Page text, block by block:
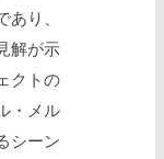
り、
解が示
クトの
・メル
シーン